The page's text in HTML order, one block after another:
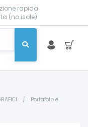
rapida
(no isole)
/
Portafoto e